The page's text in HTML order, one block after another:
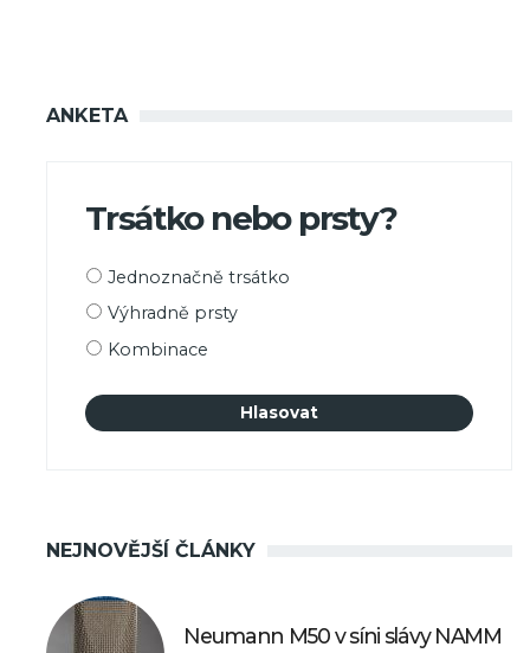
ANKETA
Trsátko nebo prsty?
Možnosti
Jednoznačně trsátko
Výhradně prsty
Kombinace
NEJNOVĚJŠÍ ČLÁNKY
Neumann M50 v síni slávy NAMM